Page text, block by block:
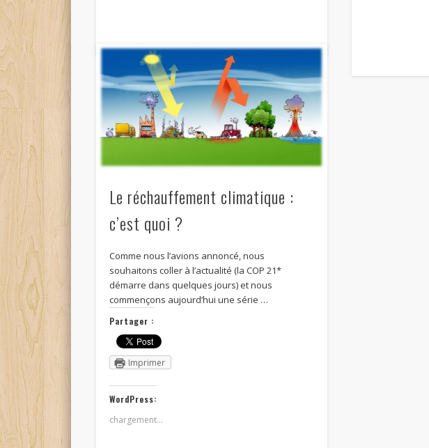
Le réchauffement climatique :
c’est quoi ?
Comme nous l’avions annoncé, nous
souhaitons coller à l’actualité (la COP 21*
démarre dans quelques jours) et nous
commençons aujourd’hui une série …
Partager :
Imprimer
WordPress:
chargement…